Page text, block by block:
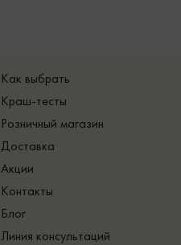
Как выбрать
Краш-тесты
Розничный магазин
Доставка
Акции
Контакты
Блог
Линия консультаций